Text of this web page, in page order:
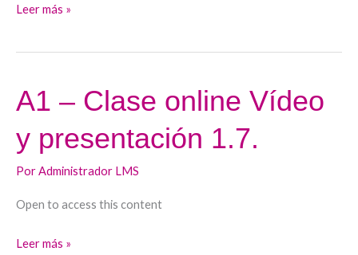
1.8.
Leer más »
A1 – Clase online Vídeo
y presentación 1.7.
PorAdministrador LMS
Open to access this content
A1
–
Clase
online
Vídeo
y
1.7.
Leer más »